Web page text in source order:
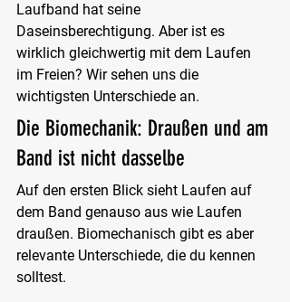
Laufband hat seine
Daseinsberechtigung. Aber ist es
wirklich gleichwertig mit dem Laufen
im Freien? Wir sehen uns die
wichtigsten Unterschiede an.
Die Biomechanik: Draußen und am
Band ist nicht dasselbe
Auf den ersten Blick sieht Laufen auf
dem Band genauso aus wie Laufen
draußen. Biomechanisch gibt es aber
relevante Unterschiede, die du kennen
solltest.